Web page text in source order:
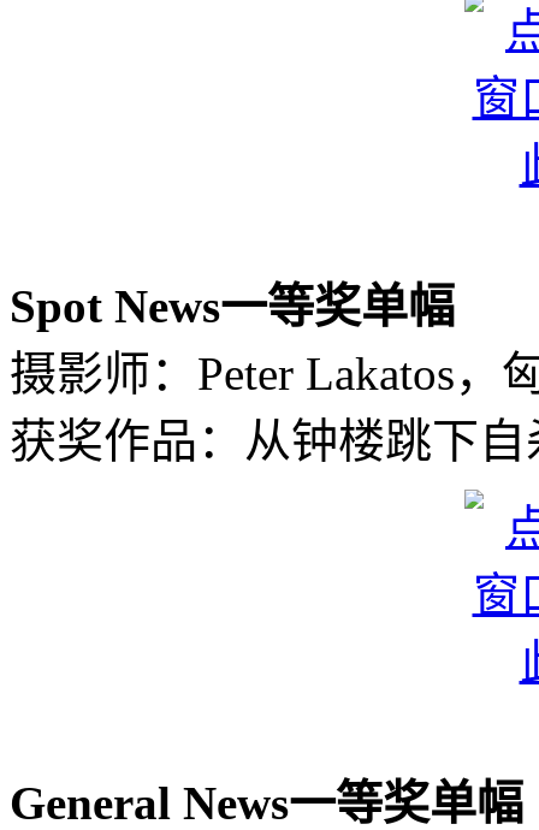
Spot News一等奖单幅
摄影师：Peter Lakatos，
获奖作品：从钟楼跳下
General News一等奖单幅